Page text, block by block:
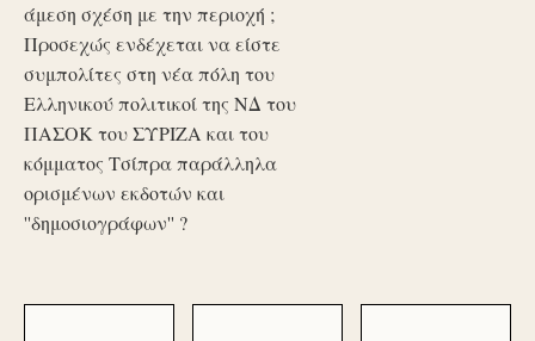
άμεση σχέση με την περιοχή ;
Προσεχώς ενδέχεται να είστε
συμπολίτες στη νέα πόλη του
Ελληνικού πολιτικοί της ΝΔ του
ΠΑΣΟΚ του ΣΥΡΙΖΑ και του
κόμματος Τσίπρα παράλληλα
ορισμένων εκδοτών και
''δημοσιογράφων'' ?